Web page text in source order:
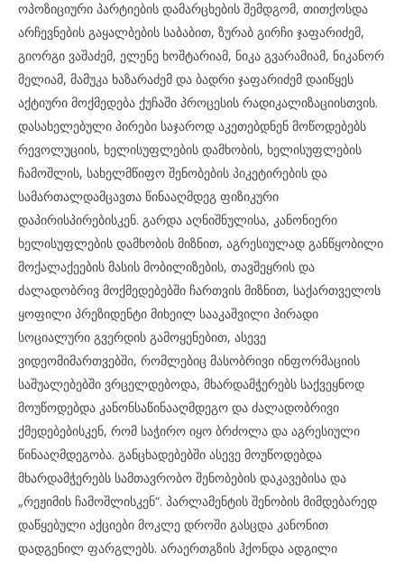
ოპოზიციური პარტიების დამარცხების შემდგომ, თითქოსდა
არჩევნების გაყალბების საბაბით, ზურაბ გირჩი ჯაფარიძემ,
გიორგი ვაშაძემ, ელენე ხოშტარიამ, ნიკა გვარამიამ, ნიკანორ
მელიამ, მამუკა ხაზარაძემ და ბადრი ჯაფარიძემ დაიწყეს
აქტიური მოქმედება ქუჩაში პროცესის რადიკალიზაციისთვის.
დასახელებული პირები საჯაროდ აკეთებდნენ მოწოდებებს
რევოლუციის, ხელისუფლების დამხობის, ხელისუფლების
ჩამოშლის, სახელმწიფო შენობების პიკეტირების და
სამართალდამცავთა წინააღმდეგ ფიზიკური
დაპირისპირებისკენ. გარდა აღნიშნულისა, კანონიერი
ხელისუფლების დამხობის მიზნით, აგრესიულად განწყობილი
მოქალაქეების მასის მობილიზების, თავშეყრის და
ძალადობრივ მოქმედებებში ჩართვის მიზნით, საქართველოს
ყოფილი პრეზიდენტი მიხეილ სააკაშვილი პირადი
სოციალური გვერდის გამოყენებით, ასევე
ვიდეომიმართვებში, რომლებიც მასობრივი ინფორმაციის
საშუალებებში ვრცელდებოდა, მხარდამჭერებს საქვეყნოდ
მოუწოდებდა კანონსაწინააღმდეგო და ძალადობრივი
ქმედებებისკენ, რომ საჭირო იყო ბრძოლა და აგრესიული
წინააღმდეგობა. განცხადებებში ასევე მოუწოდებდა
მხარდამჭერებს სამთავრობო შენობების დაკავებისა და
„რეჟიმის ჩამოშლისკენ“. პარლამენტის შენობის მიმდებარედ
დაწყებული აქციები მოკლე დროში გასცდა კანონით
დადგენილ ფარგლებს. არაერთგზის ჰქონდა ადგილი